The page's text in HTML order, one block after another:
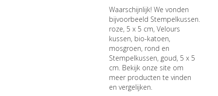
Waarschijnlijk! We vonden
bijvoorbeeld Stempelkussen.
roze, 5 x 5 cm, Velours
kussen, bio-katoen,
mosgroen, rond en
Stempelkussen, goud, 5 x 5
cm. Bekijk onze site om
meer producten te vinden
en vergelijken.